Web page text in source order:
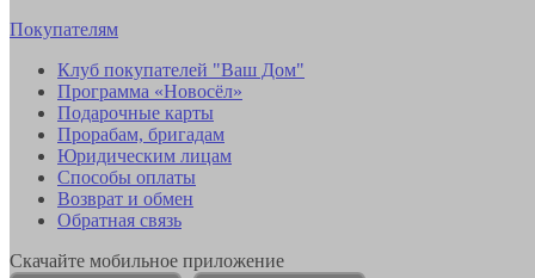
Покупателям
Клуб покупателей "Ваш Дом"
Программа «Новосёл»
Подарочные карты
Прорабам, бригадам
Юридическим лицам
Способы оплаты
Возврат и обмен
Обратная связь
Скачайте мобильное приложение